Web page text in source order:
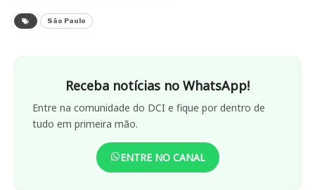
São Paulo
Receba notícias no WhatsApp!
Entre na comunidade do DCI e fique por dentro de
tudo em primeira mão.
ENTRE NO CANAL